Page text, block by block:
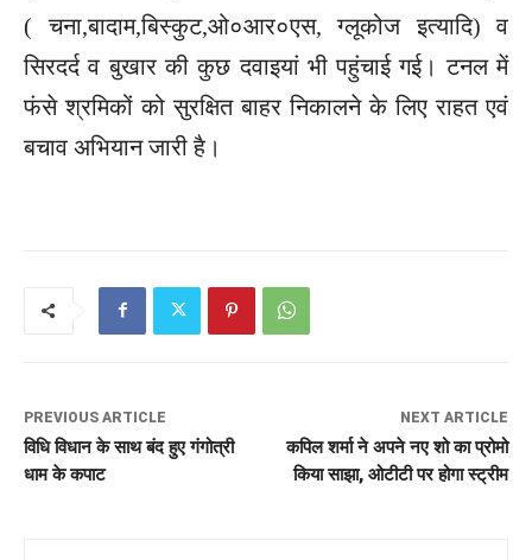
( चना,बादाम,बिस्कुट,ओ०आर०एस, ग्लूकोज इत्यादि) व
सिरदर्द व बुखार की कुछ दवाइयां भी पहुंचाई गई। टनल में
फंसे श्रमिकों को सुरक्षित बाहर निकालने के लिए राहत एवं
बचाव अभियान जारी है।
PREVIOUS ARTICLE
विधि विधान के साथ बंद हुए गंगोत्री
धाम के कपाट
NEXT ARTICLE
कपिल शर्मा ने अपने नए शो का प्रोमो
किया साझा, ओटीटी पर होगा स्ट्रीम